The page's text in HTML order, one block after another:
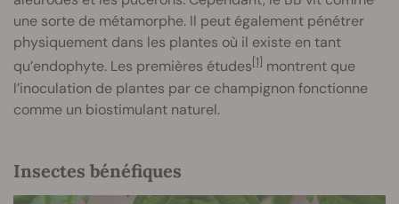
une sorte de métamorphe. Il peut également pénétrer
physiquement dans les plantes où il existe en tant
qu’endophyte. Les premières études[1] montrent que
l’inoculation de plantes par ce champignon fonctionne
comme un biostimulant naturel.
Insectes bénéfiques